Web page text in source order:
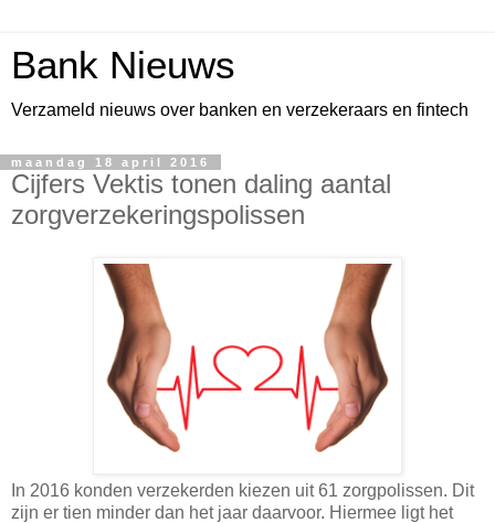
Bank Nieuws
Verzameld nieuws over banken en verzekeraars en fintech
maandag 18 april 2016
Cijfers Vektis tonen daling aantal
zorgverzekeringspolissen
In 2016 konden verzekerden kiezen uit 61 zorgpolissen. Dit
zijn er tien minder dan het jaar daarvoor. Hiermee ligt het